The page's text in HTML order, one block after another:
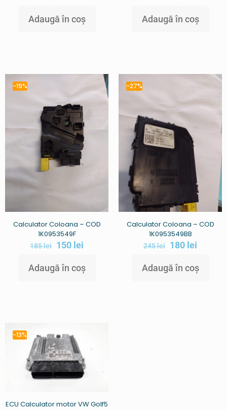
Adaugă în coș Adaugă în coș
-19%
Calculator Coloana – COD
1K0953549F
185lei 150 lei
Adaugă în coș
-27%
Calculator Coloana – COD
1K0953549BB
245lei 180 lei
Adaugă în coș
-13%
ECU Calculator motor VW Golf5